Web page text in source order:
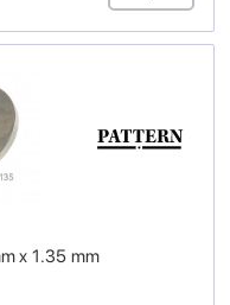
x 1.35 mm